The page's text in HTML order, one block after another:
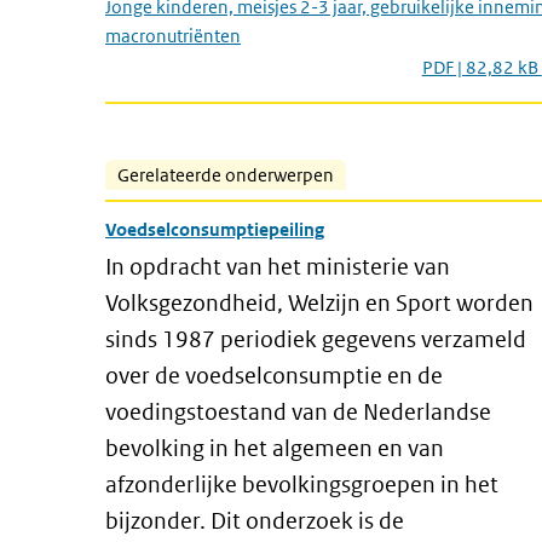
Jonge kinderen, meisjes 2-3 jaar, gebruikelijke
macronutriënten
PDF | 82,82 kB
Gerelateerde onderwerpen
Voedselconsumptiepeiling
In opdracht van het ministerie van
Volksgezondheid, Welzijn en Sport worden
sinds 1987 periodiek gegevens verzameld
over de voedselconsumptie en de
voedingstoestand van de Nederlandse
bevolking in het algemeen en van
afzonderlijke bevolkingsgroepen in het
bijzonder. Dit onderzoek is de